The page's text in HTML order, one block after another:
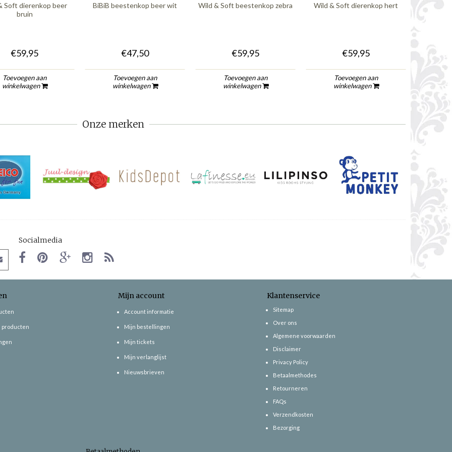
Soft dierenkop beer
bruin
€59,95
Toevoegen aan
winkelwagen
BiBiB beestenkop beer wit
€47,50
Toevoegen aan
winkelwagen
Wild & Soft beestenkop zebra
€59,95
Toevoegen aan
winkelwagen
Wild & Soft dierenkop hert
€59,95
Toevoegen aan
winkelwagen
Wild &
Onze merken
Socialmedia
producten
Mijn account
Account informatie
Mijn bestellingen
Mijn tickets
Mijn verlanglijst
Nieuwsbrieven
Klantenservice
Sitemap
Over ons
Algemene voorwaarden
Disclaimer
Privacy Policy
Betaalmethodes
Retourneren
FAQs
Verzendkosten
Bezorging